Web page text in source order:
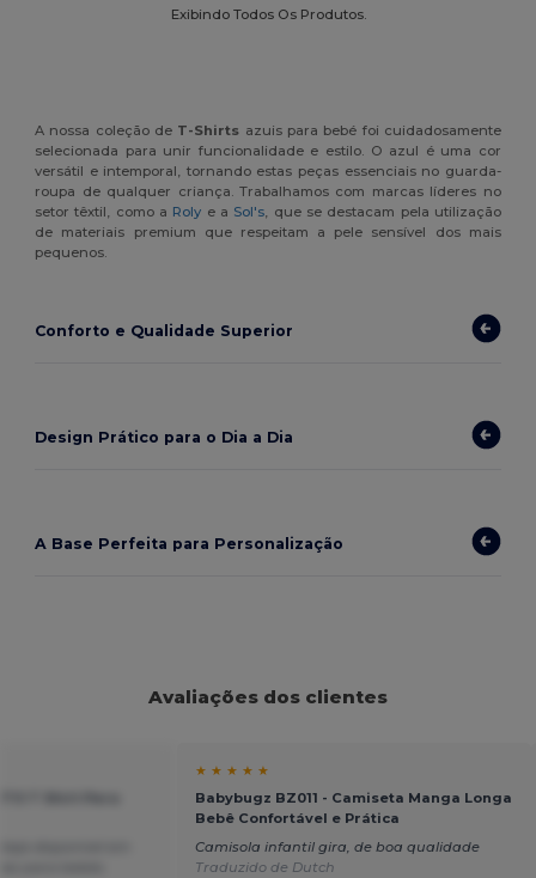
Exibindo Todos Os Produtos.
A nossa coleção de T-Shirts azuis para bebé foi cuidadosamente
selecionada para unir funcionalidade e estilo. O azul é uma cor
versátil e intemporal, tornando estas peças essenciais no guarda-
roupa de qualquer criança. Trabalhamos com marcas líderes no
setor têxtil, como a Roly e a Sol's , que se destacam pela utilização
de materiais premium que respeitam a pele sensível dos mais
pequenos.
Conforto e Qualidade Superior
Design Prático para o Dia a Dia
A Base Perfeita para Personalização
Avaliações dos clientes
★ ★ ★ ★ ★
Babybugz BZ011 - Camiseta Manga Longa
Bebê Confortável e Prática
Camisola infantil gira, de boa qualidade
Traduzido de Dutch